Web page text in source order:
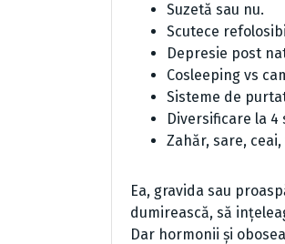
Suzetă sau nu.
Scutece
Depresie post
Cosleeping vs
Sisteme de
Diversificare la 4
Zahăr, sare,
Ea, gravida sau
dumirească, să
Dar hormonii și